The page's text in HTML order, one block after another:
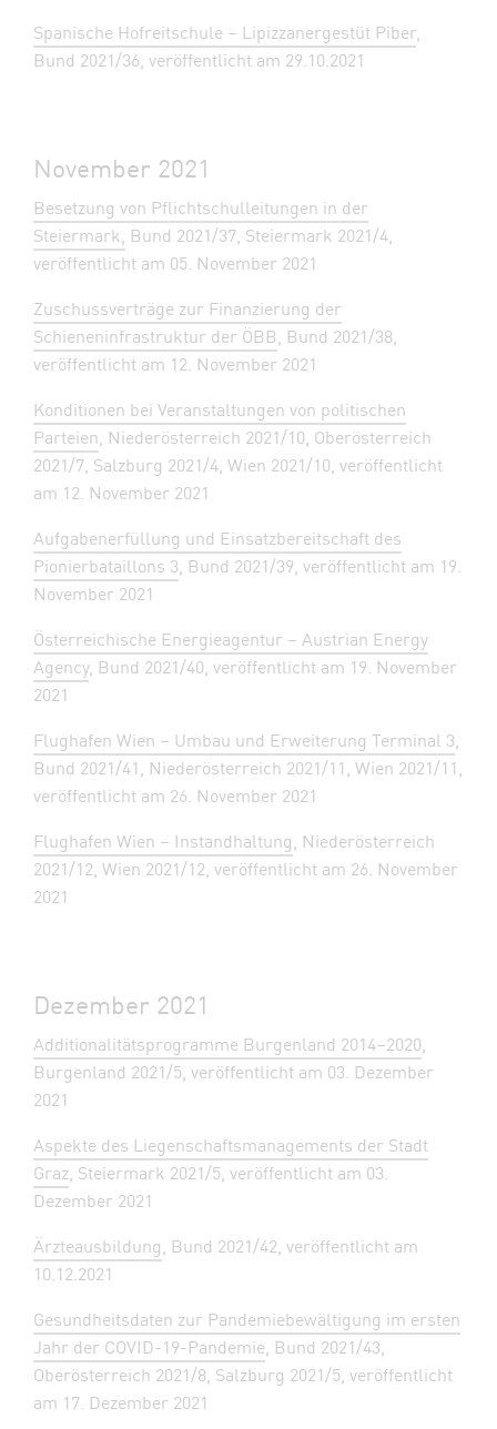
Spanische Hofreitschule – Lipizzanergestüt Piber,
Bund 2021/36, veröffentlicht am 29.10.2021
November 2021
Besetzung von Pflichtschulleitungen in der
Steiermark, Bund 2021/37, Steiermark 2021/4,
veröffentlicht am 05. November 2021
Zuschussverträge zur Finanzierung der
Schieneninfrastruktur der ÖBB, Bund 2021/38,
veröffentlicht am 12. November 2021
Konditionen bei Veranstaltungen von politischen
Parteien, Niederösterreich 2021/10, Oberösterreich
2021/7, Salzburg 2021/4, Wien 2021/10, veröffentlicht
am 12. November 2021
Aufgabenerfüllung und Einsatzbereitschaft des
Pionierbataillons 3, Bund 2021/39, veröffentlicht am 19.
November 2021
Österreichische Energieagentur – Austrian Energy
Agency, Bund 2021/40, veröffentlicht am 19. November
2021
Flughafen Wien – Umbau und Erweiterung Terminal 3,
Bund 2021/41, Niederösterreich 2021/11, Wien 2021/11,
veröffentlicht am 26. November 2021
Flughafen Wien – Instandhaltung, Niederösterreich
2021/12, Wien 2021/12, veröffentlicht am 26. November
2021
Dezember 2021
Additionalitätsprogramme Burgenland 2014–2020,
Burgenland 2021/5, veröffentlicht am 03. Dezember
2021
Aspekte des Liegenschaftsmanagements der Stadt
Graz, Steiermark 2021/5, veröffentlicht am 03.
Dezember 2021
Ärzteausbildung, Bund 2021/42, veröffentlicht am
10.12.2021
Gesundheitsdaten zur Pandemiebewältigung im ersten
Jahr der COVID-19-Pandemie, Bund 2021/43,
Oberösterreich 2021/8, Salzburg 2021/5, veröffentlicht
am 17. Dezember 2021